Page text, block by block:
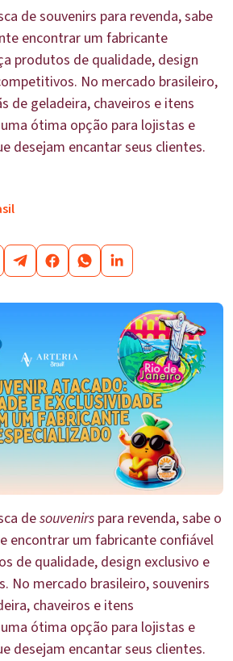
de souvenirs para revenda, sabe
encontrar um fabricante
produtos de qualidade, design
No mercado brasileiro,
de geladeira, chaveiros e itens
ótima opção para lojistas e
desejam encantar seus clientes.
desouvenirs para revenda, sabe o
encontrar um fabricante confiável
de qualidade, design exclusivo e
No mercado brasileiro, souvenirs
chaveiros e itens
ótima opção para lojistas e
desejam encantar seus clientes.